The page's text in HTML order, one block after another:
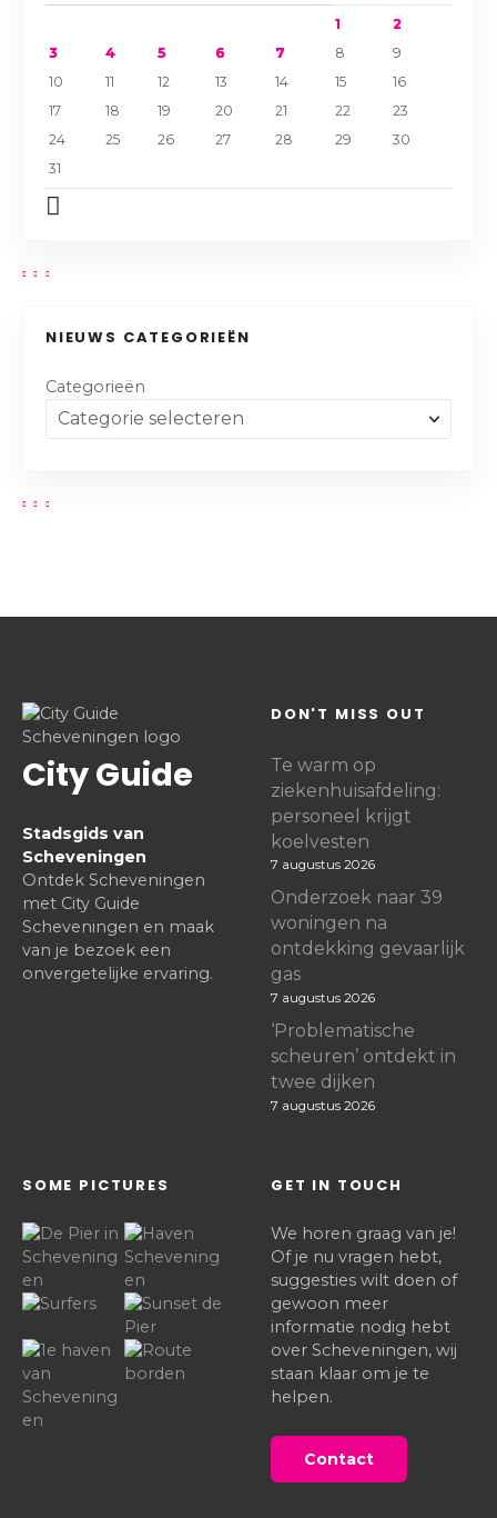
1
2
3
4 5 6 7 8
9
10
11 12 13 14 15
16
17
18 19 20 21 22
23
24
25 26 27 28 29
30
31
NIEUWS CATEGORIEËN
Categorieën
City Guide
Stadsgids van
Scheveningen
Ontdek Scheveningen
met City Guide
Scheveningen en maak
van je bezoek een
onvergetelijke ervaring.
DON'T MISS OUT
Te warm op
ziekenhuisafdeling:
personeel krijgt
koelvesten
7 augustus 2026
Onderzoek naar 39
woningen na
ontdekking gevaarlijk
gas
7 augustus 2026
‘Problematische
scheuren’ ontdekt in
twee dijken
7 augustus 2026
SOME PICTURES GET IN TOUCH
We horen graag van je!
Of je nu vragen hebt,
suggesties wilt doen of
gewoon meer
informatie nodig hebt
over Scheveningen, wij
staan klaar om je te
helpen.
Contact